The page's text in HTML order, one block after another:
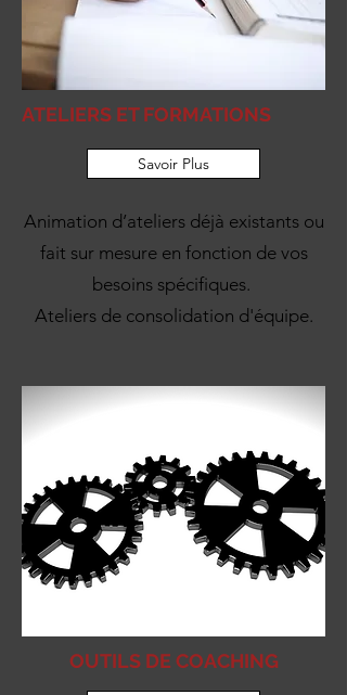
ATELIERS ET FORMATIONS
Savoir Plus
Animation d’ateliers déjà existants ou
fait sur mesure en fonction de vos
besoins spécifiques.
Ateliers de consolidation d'équipe.
OUTILS DE COACHING